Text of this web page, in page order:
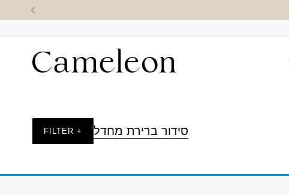
סידור ברירת מחדל + FILTER